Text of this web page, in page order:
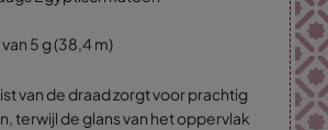
5 g (38,4 m)
van de draad zorgt voor prachtig
terwijl de glans van het oppervlak